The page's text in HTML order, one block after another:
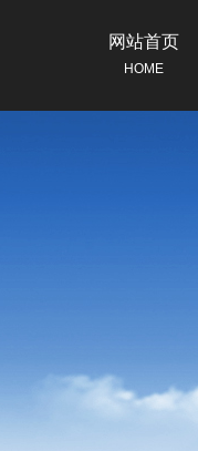
网站首页
HOME